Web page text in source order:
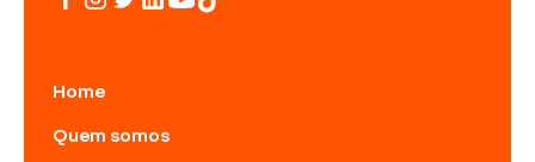
Home
Quem somos